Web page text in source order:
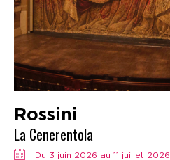
Rossini
La Cenerentola
Du 3 juin 2026 au 11 juillet 2026